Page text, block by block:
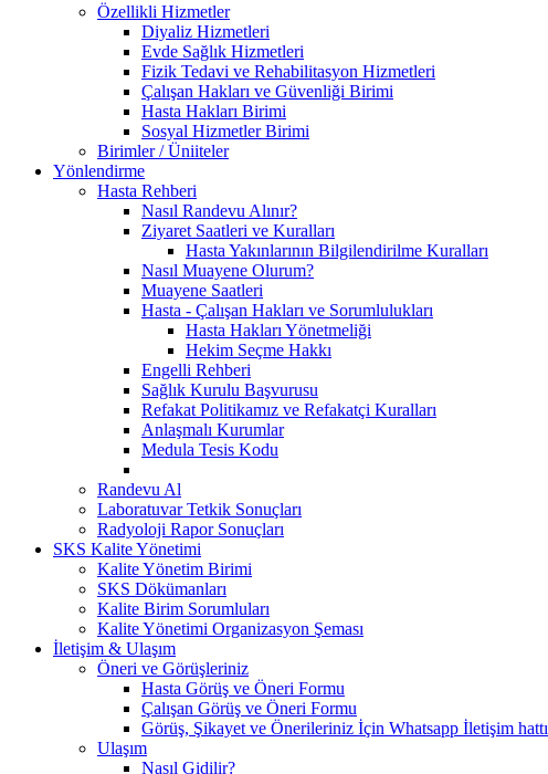
Özellikli Hizmetler
Diyaliz Hizmetleri
Evde Sağlık Hizmetleri
Fizik Tedavi ve Rehabilitasyon Hizmetleri
Çalışan Hakları ve Güvenliği Birimi
Hasta Hakları Birimi
Sosyal Hizmetler Birimi
Birimler / Üniiteler
Yönlendirme
Hasta Rehberi
Nasıl Randevu Alınır?
Ziyaret Saatleri ve Kuralları
Hasta Yakınlarının Bilgilendirilme Kuralları
Nasıl Muayene Olurum?
Muayene Saatleri
Hasta - Çalışan Hakları ve Sorumlulukları
Hasta Hakları Yönetmeliği
Hekim Seçme Hakkı
Engelli Rehberi
Sağlık Kurulu Başvurusu
Refakat Politikamız ve Refakatçi Kuralları
Anlaşmalı Kurumlar
Medula Tesis Kodu
Randevu Al
Laboratuvar Tetkik Sonuçları
Radyoloji Rapor Sonuçları
SKS Kalite Yönetimi
Kalite Yönetim Birimi
SKS Dökümanları
Kalite Birim Sorumluları
Kalite Yönetimi Organizasyon Şeması
İletişim & Ulaşım
Öneri ve Görüşleriniz
Hasta Görüş ve Öneri Formu
Çalışan Görüş ve Öneri Formu
Görüş, Şikayet ve Önerileriniz İçin Whatsapp İletişim hattı
Ulaşım
Nasıl Gidilir?